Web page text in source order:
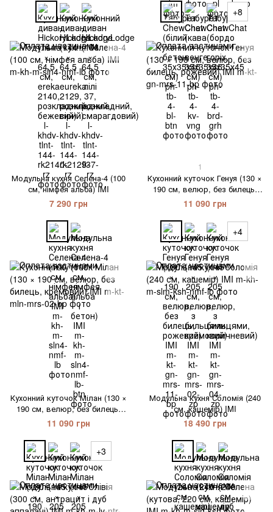
+8
Модульна кухня Селена-4 (100
см, німфея альба) IMI
7 290 грн
1
Кухонний куточок Генуя (130 ×
190 см, велюр, без билець,
рожевий) IMI
11 090 грн
+4
Кухонний куточок Мілан (130 ×
190 см, велюр, без билець,
кремовий) IMI
11 090 грн
+3
Модульна кухня Соломія (240
см, кашемір) IMI
18 490 грн